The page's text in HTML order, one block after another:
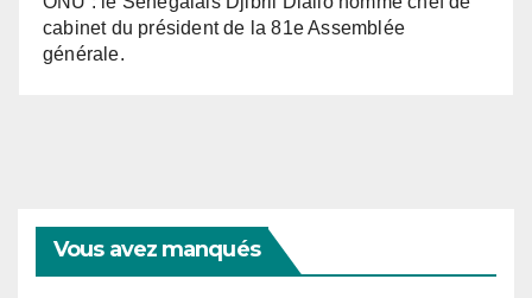
cabinet du président de la 81e Assemblée
générale.
Vous avez manqués